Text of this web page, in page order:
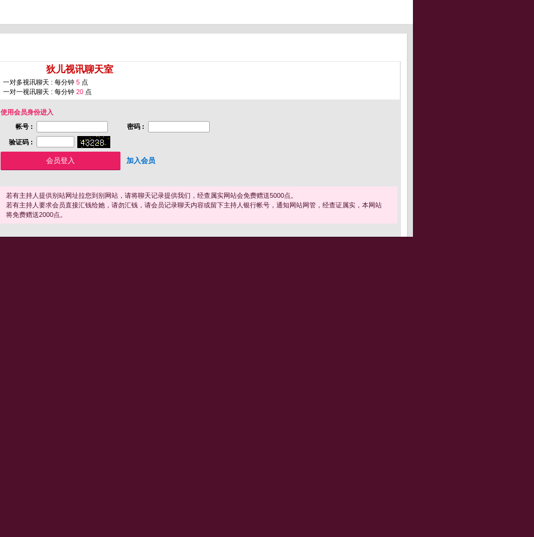
狄儿视讯聊天室
一对多视讯聊天 : 每分钟 5 点
一对一视讯聊天 : 每分钟 20 点
使用会员身份进入
帐号 :
密码 :
验证码 :
加入会员
若有主持人提供别站网址拉您到别网站，请将聊天记录提供我们，经查属实网站会免费赠送5000点。
若有主持人要求会员直接汇钱给她，请勿汇钱，请会员记录聊天内容或留下主持人银行帐号，通知网站网管，经查证属实，本网站
将免费赠送2000点。